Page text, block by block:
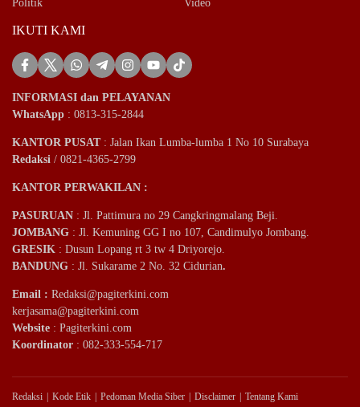
Politik Video
IKUTI KAMI
INFORMASI dan PELAYANAN
WhatsApp : 0813-315-2844
KANTOR PUSAT: Jalan Ikan Lumba-lumba 1 No 10 Surabaya
Redaksi / 0821-4365-2799
KANTOR PERWAKILAN :
PASURUAN : Jl. Pattimura no 29 Cangkringmalang Beji.
JOMBANG : Jl. Kemuning GG I no 107, Candimulyo Jombang.
GRESIK : Dusun Lopang rt 3 tw 4 Driyorejo.
BANDUNG : Jl. Sukarame 2 No. 32 Cidurian.
Email : Redaksi@pagiterkini.com
kerjasama@pagiterkini.com
Website : Pagiterkini.com
Koordinator : 082-333-554-717
Redaksi Kode Etik Pedoman Media Siber Disclaimer Tentang Kami